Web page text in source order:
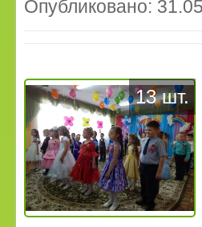
Опубликовано:
13 шт.